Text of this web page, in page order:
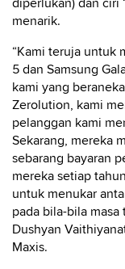
diperlukan) dan ciri
menarik.
“Kami teruja untuk
5 dan Samsung
kami yang
Zerolution, kami
pelanggan kami
Sekarang, mereka
sebarang bayaran
mereka setiap
untuk menukar
pada bila-bila masa
Dushyan
Maxis.